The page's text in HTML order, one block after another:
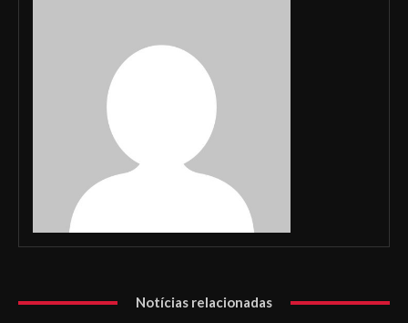
Notícias relacionadas